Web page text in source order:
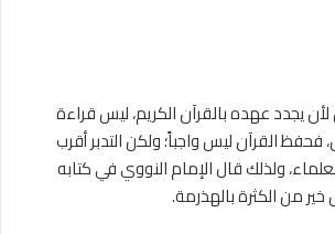
يجدد عهده بالقرآن الكريم، ليس قراءة
فحفظ القرآن ليس واجباً؛ ولكن التدبر أقرب
ولذلك قال الإمام النووي في كتابه
خير من الكثرة بالهذرمة.